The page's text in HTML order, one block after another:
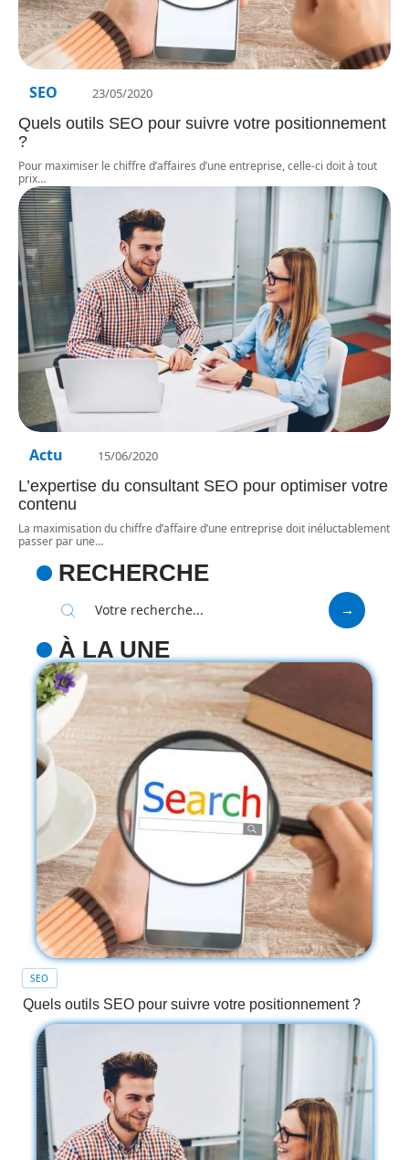
SEO 23/05/2020
Quels outils SEO pour suivre votre positionnement
?
Pour maximiser le chiffre d’affaires d’une entreprise, celle-ci doit à tout
prix…
Actu 15/06/2020
L’expertise du consultant SEO pour optimiser votre
contenu
La maximisation du chiffre d’affaire d’une entreprise doit inéluctablement
passer par une…
RECHERCHE
À LA UNE
SEO
Quels outils SEO pour suivre votre positionnement ?